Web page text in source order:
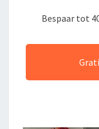
Bespaar tot